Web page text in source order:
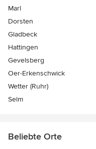
Marl
Dorsten
Gladbeck
Hattingen
Gevelsberg
Oer-Erkenschwick
Wetter (Ruhr)
Selm
Beliebte Orte